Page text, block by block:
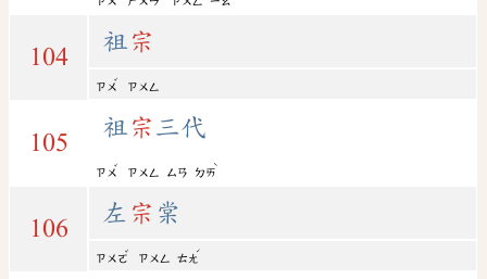
104
祖宗
ㄗㄨ
ˇ
ㄗㄨㄥ
105
祖宗 三代
ㄗㄨ
ˇ
ㄗㄨㄥ ㄙㄢ ㄉㄞ
ˋ
106
左 宗 棠
ㄗㄨㄛ
ˇ
ㄗㄨㄥ ㄊㄤ
ˊ